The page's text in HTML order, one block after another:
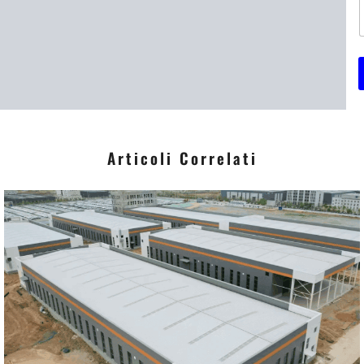
s
Articoli Correlati